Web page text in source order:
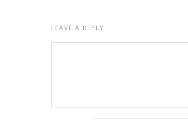
LEAVE A REPLY